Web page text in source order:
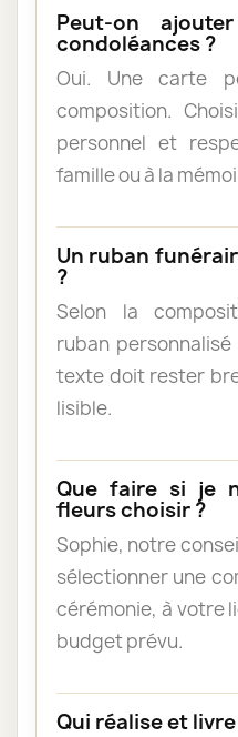
Peut-on
condoléances ?
Oui. Une carte
composition.
personnel et
famille ou à la
Un ruban
?
Selon la
ruban
texte doit rester
lisible.
Que faire si je
fleurs choisir ?
Sophie, notre
sélectionner une
cérémonie, à votre
budget prévu.
Qui réalise et